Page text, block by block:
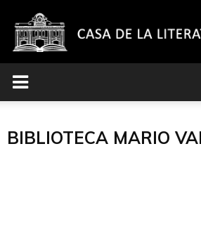
BIBLIOTECA MARIO
Vargas Llosa
Los servicios que ofrece la
Vargas Llosa